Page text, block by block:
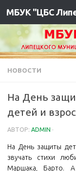
НОВОСТИ
На День
детей и
АВТОР: ADMIN ·
На День защиты
звучать стихи
Маршака, Барто.